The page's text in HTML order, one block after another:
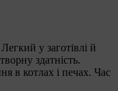
у заготівлі й
здатність.
в котлах і печах. Час